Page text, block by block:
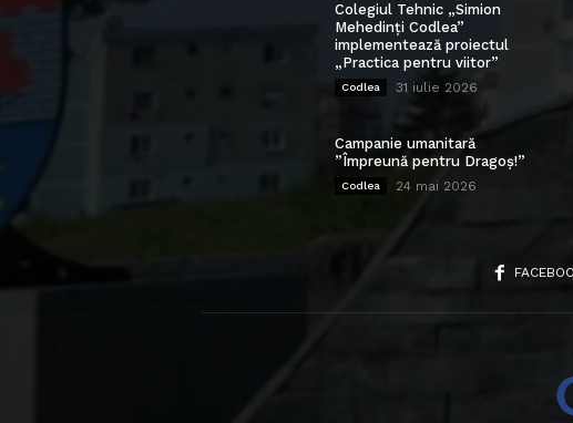
Colegiul Tehnic „Simion
Mehedinți Codlea”
implementează proiectul
„Practica pentru viitor”
Codlea 31 iulie 2026
Campanie umanitară
”Împreună pentru Dragoș!”
Codlea 24 mai 2026